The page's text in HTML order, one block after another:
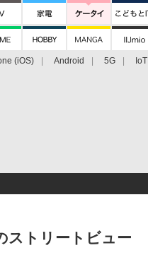
(iOS) Android 5G IoT
トリートビュー